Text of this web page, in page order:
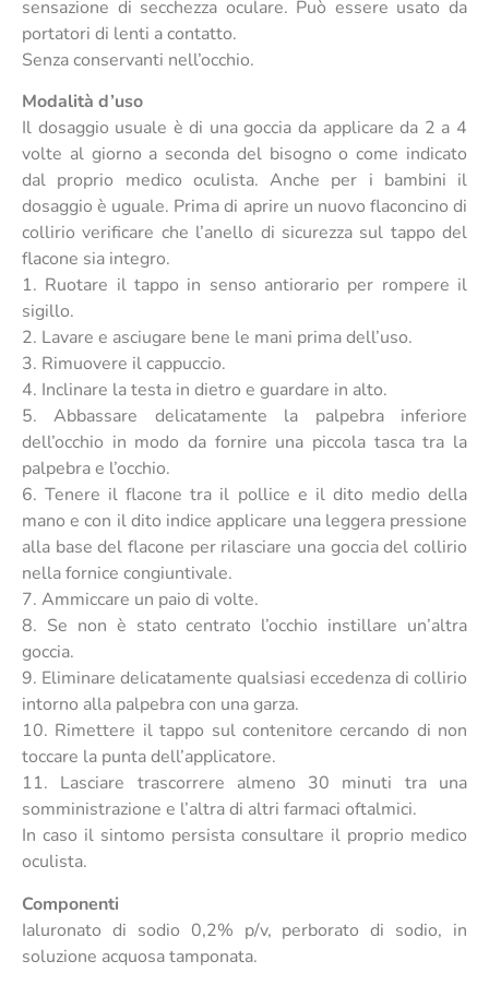
sensazione di secchezza oculare. Può essere usato da
portatori di lenti a contatto.
Senza conservanti nell’occhio.
Modalità d’uso
Il dosaggio usuale è di una goccia da applicare da 2 a 4
volte al giorno a seconda del bisogno o come indicato
dal proprio medico oculista. Anche per i bambini il
dosaggio è uguale. Prima di aprire un nuovo flaconcino di
collirio verificare che l’anello di sicurezza sul tappo del
flacone sia integro.
1. Ruotare il tappo in senso antiorario per rompere il
sigillo.
2. Lavare e asciugare bene le mani prima dell’uso.
3. Rimuovere il cappuccio.
4. Inclinare la testa in dietro e guardare in alto.
5. Abbassare delicatamente la palpebra inferiore
dell’occhio in modo da fornire una piccola tasca tra la
palpebra e l’occhio.
6. Tenere il flacone tra il pollice e il dito medio della
mano e con il dito indice applicare una leggera pressione
alla base del flacone per rilasciare una goccia del collirio
nella fornice congiuntivale.
7. Ammiccare un paio di volte.
8. Se non è stato centrato l’occhio instillare un’altra
goccia.
9. Eliminare delicatamente qualsiasi eccedenza di collirio
intorno alla palpebra con una garza.
10. Rimettere il tappo sul contenitore cercando di non
toccare la punta dell’applicatore.
11. Lasciare trascorrere almeno 30 minuti tra una
somministrazione e l’altra di altri farmaci oftalmici.
In caso il sintomo persista consultare il proprio medico
oculista.
Componenti
Ialuronato di sodio 0,2% p/v, perborato di sodio, in
soluzione acquosa tamponata.